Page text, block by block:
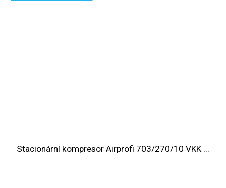
Stacionární kompresor Airprofi 703/270/10 VKK ...